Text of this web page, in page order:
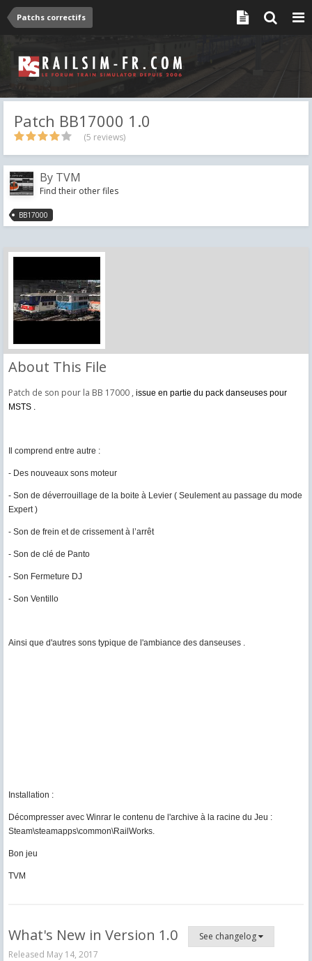
Patchs correctifs
Patch BB17000 1.0
(5 reviews)
By TVM
Find their other files
BB17000
About This File
Patch de son pour la BB 17000 , issue en partie du pack danseuses pour
MSTS .
Il comprend entre autre :
- Des nouveaux sons moteur
- Son de déverrouillage de la boite à Levier ( Seulement au passage du mode
Expert )
- Son de frein et de crissement à l’arrêt
- Son de clé de Panto
- Son Fermeture DJ
- Son Ventillo
Ainsi que d'autres sons typique de l'ambiance des danseuses .
Installation :
Décompresser avec Winrar le contenu de l'archive à la racine du Jeu :
Steam\steamapps\common\RailWorks.
Bon jeu
TVM
What's New in Version 1.0
See changelog
Released May 14, 2017